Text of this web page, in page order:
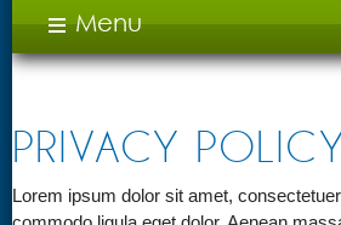
Menu
PRIVACY
Lorem ipsum dolor sit amet,